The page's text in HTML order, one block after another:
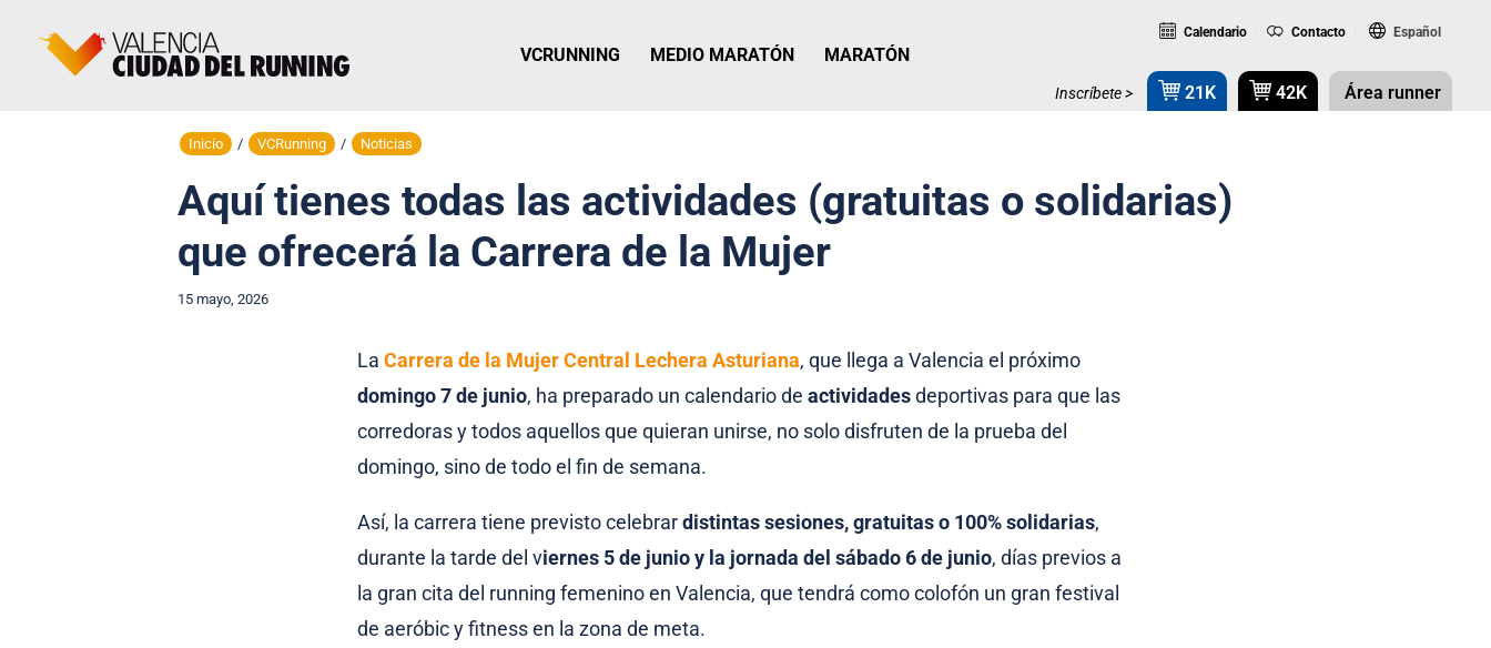
VCRUNNING MEDIO MARATÓN MARATÓN
Calendario Contacto Español
Inscríbete > 21K 42K Área runner
Inicio / VCRunning / Noticias
Aquí tienes todas las actividades (gratuitas o solidarias)
que ofrecerá la Carrera de la Mujer
15 mayo, 2026
La Carrera de la Mujer Central Lechera Asturiana, que llega a Valencia el próximo
domingo 7 de junio, ha preparado un calendario de actividadesdeportivas para que las
corredoras y todos aquellos que quieran unirse, no solo disfruten de la prueba del
domingo, sino de todo el fin de semana.
Así, la carrera tiene previsto celebrardistintas sesiones, gratuitas o 100% solidarias,
durante la tarde del viernes 5 de junio y la jornada del sábado 6 de junio, días previos a
la gran cita del running femenino en Valencia, que tendrá como colofón un gran festival
de aeróbic y fitness en la zona de meta.